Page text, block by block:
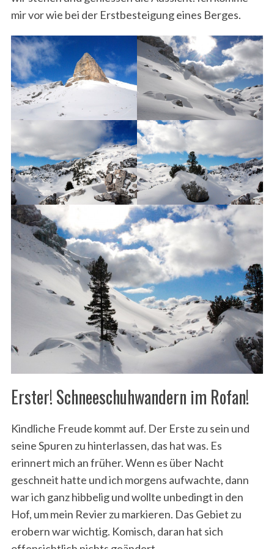
mir vor wie bei der Erstbesteigung eines Berges.
Erster! Schneeschuhwandern im Rofan!
Kindliche Freude kommt auf. Der Erste zu sein und
seine Spuren zu hinterlassen, das hat was. Es
erinnert mich an früher. Wenn es über Nacht
geschneit hatte und ich morgens aufwachte, dann
war ich ganz hibbelig und wollte unbedingt in den
Hof, um mein Revier zu markieren. Das Gebiet zu
erobern war wichtig. Komisch, daran hat sich